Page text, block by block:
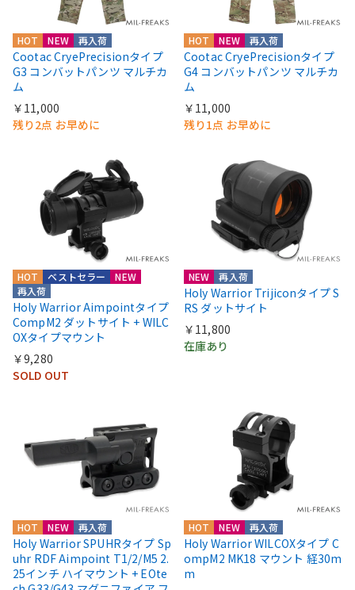
HOT NEW 再入荷
Cootac CryePrecisionタイプ
G3 コンバットパンツ マルチカ
ム
￥11,000
残り2点 お早めに
HOT NEW 再入荷
Cootac CryePrecisionタイプ
G4 コンバットパンツ マルチカ
ム
￥11,000
残り1点 お早めに
HOT
NEW
再入荷
ベストセラー
Holy Warrior Aimpointタイプ
CompM2 ダットサイト + WILC
OXタイプマウント
￥9,280
SOLD OUT
NEW 再入荷
Holy Warrior Trijiconタイプ S
RS ダットサイト
￥11,800
在庫あり
HOT NEW 再入荷
Holy Warrior SPUHRタイプ Sp
uhr RDF Aimpoint T1/2/M5 2.
25インチ ハイマウント + EOte
HOT NEW 再入荷
Holy Warrior WILCOXタイプ C
ompM2 MK18 マウント 経30m
m